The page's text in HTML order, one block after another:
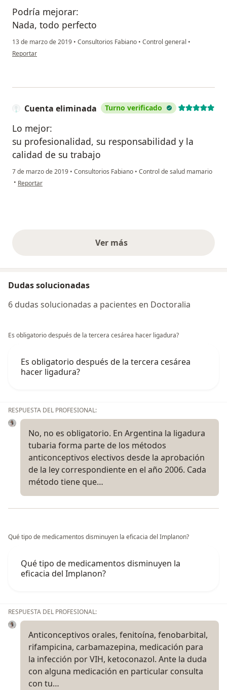
Podría mejorar:
Nada, todo perfecto
13 de marzo de 2019 • Consultorios Fabiano • Control general •
en opinión del usuario paciente
Reportar
Cuenta eliminada Turno verificado
Lo mejor:
su profesionalidad, su responsabilidad y la
calidad de su trabajo
7 de marzo de 2019 • Consultorios Fabiano • Control de salud mamario
• en opinión del usuario Cuenta eliminada
Reportar
Ver másopiniones anteriores
Dudas solucionadas
6 dudas solucionadas a pacientes en Doctoralia
Es obligatorio después de la tercera cesárea hacer ligadura?
Es obligatorio después de la tercera cesárea
hacer ligadura?
RESPUESTA DEL PROFESIONAL:
No, no es obligatorio. En Argentina la ligadura
tubaria forma parte de los métodos
anticonceptivos electivos desde la aprobación
de la ley correspondiente en el año 2006. Cada
método tiene que…
Qué tipo de medicamentos disminuyen la eficacia del Implanon?
Qué tipo de medicamentos disminuyen la
eficacia del Implanon?
RESPUESTA DEL PROFESIONAL:
Anticonceptivos orales, fenitoína, fenobarbital,
rifampicina, carbamazepina, medicación para
la infección por VIH, ketoconazol. Ante la duda
con alguna medicación en particular consulta
con tu…